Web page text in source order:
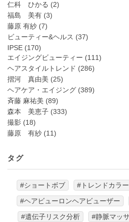
仁科 ひかる (2)
福島 美有 (3)
藤原 有紗 (7)
ビューティー&ヘルス (37)
IPSE (170)
エイジングビューティー (111)
ヘアスタイルトレンド (286)
摺河 真由美 (25)
ヘアケア・エイジング (389)
斉藤 麻祐美 (89)
森本 美恵子 (333)
撮影 (18)
藤原 有紗 (11)
タグ
#ショートボブ #トレンドカラー
#ヘアビューロンヘアビューザー
#遺伝子リスク分析
#静脈マッ